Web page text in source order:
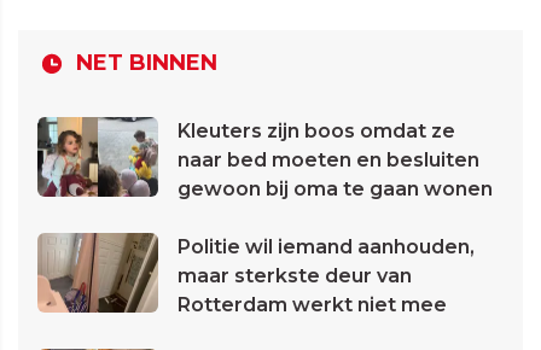
NET BINNEN
Kleuters zijn boos omdat ze
naar bed moeten en besluiten
gewoon bij oma te gaan wonen
Politie wil iemand aanhouden,
maar sterkste deur van
Rotterdam werkt niet mee